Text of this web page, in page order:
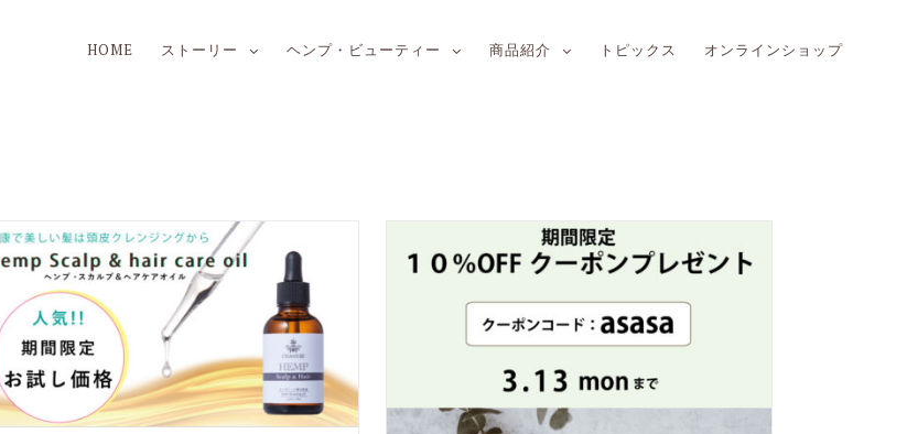
HOME ストーリー ヘンプ・ビューティー 商品紹介 トピックス オンラインショップ